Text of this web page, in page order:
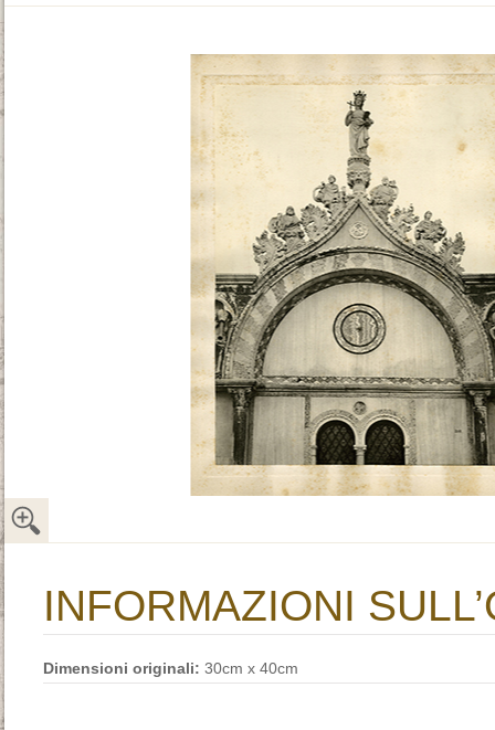
INFORMAZIONI
Dimensioni originali: 30cm x 40cm